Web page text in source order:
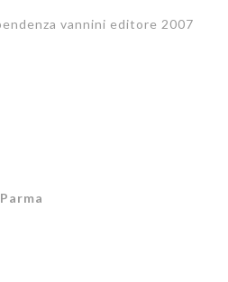
vannini editore 2007
Parma